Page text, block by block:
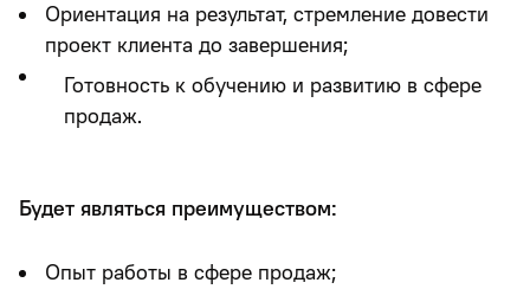
Ориентация на результат, стремление довести
проект клиента до завершения;
Готовность к обучению и развитию в сфере
продаж.
Будет являться преимуществом:
Опыт работы в сфере продаж;